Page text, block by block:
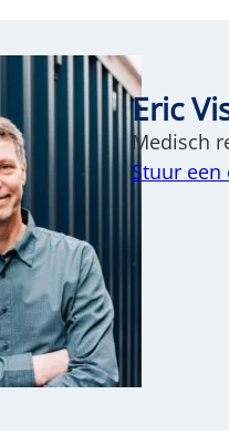
Eric
Medisch
Stuur een